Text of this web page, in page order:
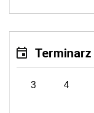
Terminarz
3 4